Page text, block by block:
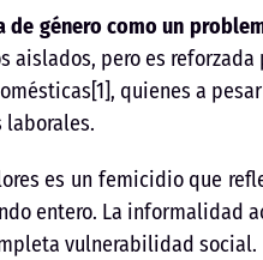
de género como un
aislados, pero es
quienes a
laborales.
es un femicidio que
entero. La informalidad
vulnerabilidad social.